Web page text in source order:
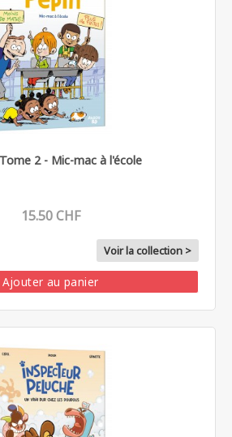
2 - Mic-mac à l'école
15.50 CHF
Voir la collection >
Ajouter au panier